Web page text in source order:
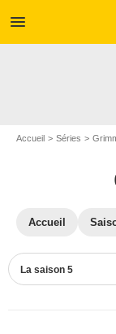
menu
Accueil Séries
Accueil
La saison 5